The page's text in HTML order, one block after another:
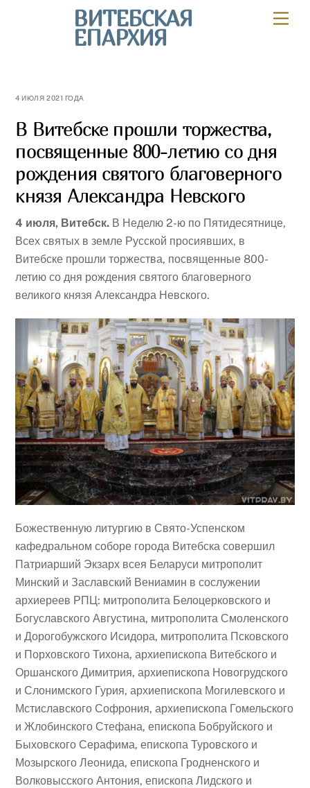
ВИТЕБСКАЯ
ЕПАРХИЯ
4 ИЮЛЯ 2021 ГОДА
В Витебске прошли торжества,
посвященные 800-летию со дня
рождения святого благоверного
князя Александра Невского
4 июля, Витебск. В Неделю 2-ю по Пятидесятнице,
Всех святых в земле Русской просиявших, в
Витебске прошли торжества, посвященные 800-
летию со дня рождения святого благоверного
великого князя Александра Невского.
Божественную литургию в Свято-Успенском
кафедральном соборе города Витебска совершил
Патриарший Экзарх всея Беларуси митрополит
Минский и Заславский Вениамин в сослужении
архиереев РПЦ: митрополита Белоцерковского и
Богуславского Августина, митрополита Смоленского
и Дорогобужского Исидора, митрополита Псковского
и Порховского Тихона, архиепископа Витебского и
Оршанского Димитрия, архиепископа Новогрудского
и Слонимского Гурия, архиепископа Могилевского и
Мстиславского Софрония, архиепископа Гомельского
и Жлобинского Стефана, епископа Бобруйского и
Быховского Серафима, епископа Туровского и
Мозырского Леонида, епископа Гродненского и
Волковысского Антония, епископа Лидского и